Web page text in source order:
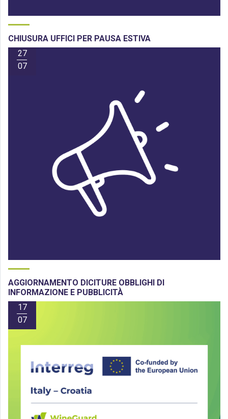
CHIUSURA UFFICI PER PAUSA ESTIVA
27
07
AGGIORNAMENTO DICITURE OBBLIGHI DI
INFORMAZIONE E PUBBLICITÀ
17
07